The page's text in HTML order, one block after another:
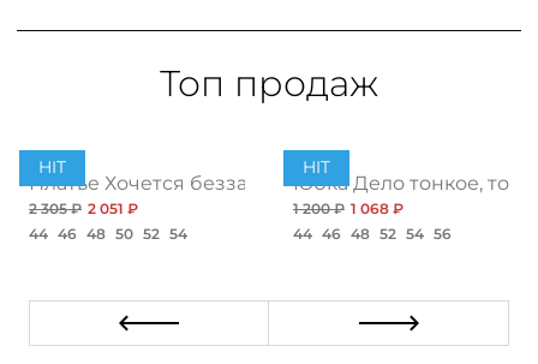
Топ продаж
HIT
Платье Хочется беззаботности, топ
2 305 ₽ 2 051 ₽
44 46 48 50 52 54
HIT
Юбка Дело тонкое, топ
1 200 ₽ 1 068 ₽
44 46 48 52 54 56